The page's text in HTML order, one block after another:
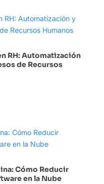
RH: Automatización
de Recursos
Cómo Reducir
en la Nube